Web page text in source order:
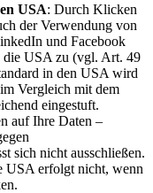
USA: Durch Klicken
der Verwendung von
und Facebook
die USA zu (vgl. Art. 49
in den USA wird
Vergleich mit dem
eingestuft.
auf Ihre Daten –
sich nicht ausschließen.
USA erfolgt nicht, wenn